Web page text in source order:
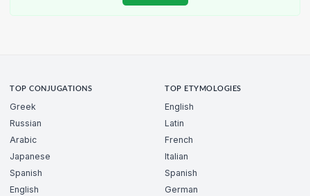
TOP CONJUGATIONS
Greek
Russian
Arabic
Japanese
Spanish
English
TOP ETYMOLOGIES
English
Latin
French
Italian
Spanish
German